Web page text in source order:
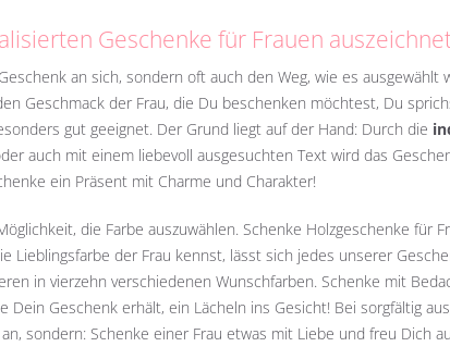
Geschenke für Frauen
an sich, sondern oft auch den Weg, wie es ausgewählt
Geschmack der Frau, die Du beschenken möchtest, Du
gut geeignet. Der Grund liegt auf der Hand: Durch die
auch mit einem liebevoll ausgesuchten Text wird das
ein Präsent mit Charme und Charakter!
die Farbe auszuwählen. Schenke Holzgeschenke für
Lieblingsfarbe der Frau kennst, lässt sich jedes unserer
in vierzehn verschiedenen Wunschfarben. Schenke mit
Dein Geschenk erhält, ein Lächeln ins Gesicht! Bei sorgfältig
sondern: Schenke einer Frau etwas mit Liebe und freu Dich